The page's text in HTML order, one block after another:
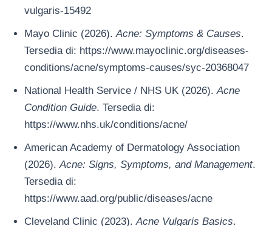
vulgaris-15492
Mayo Clinic (2026). Acne: Symptoms & Causes.
Tersedia di: https://www.mayoclinic.org/diseases-
conditions/acne/symptoms-causes/syc-20368047
National Health Service / NHS UK (2026). Acne
Condition Guide. Tersedia di:
https://www.nhs.uk/conditions/acne/
American Academy of Dermatology Association
(2026). Acne: Signs, Symptoms, and Management.
Tersedia di:
https://www.aad.org/public/diseases/acne
Cleveland Clinic (2023). Acne Vulgaris Basics.